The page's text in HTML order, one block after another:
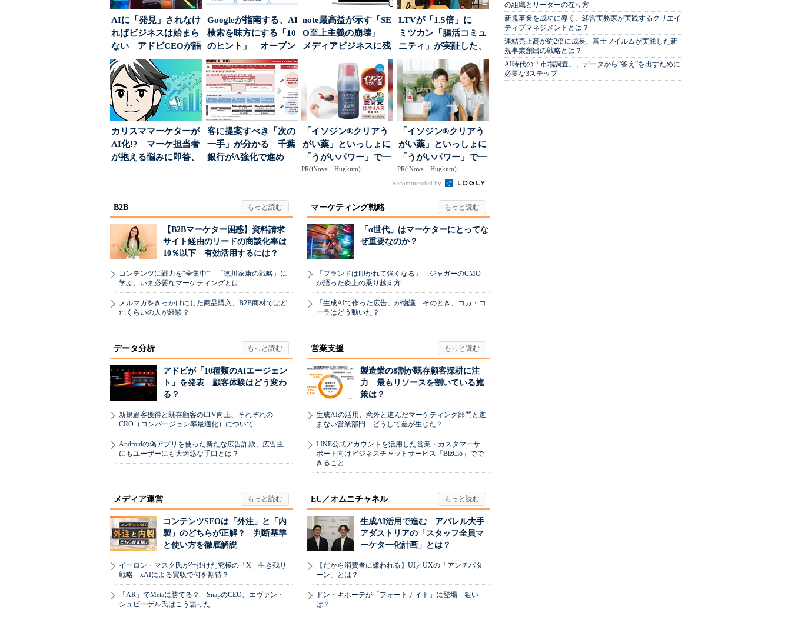
AIに「発見」されなけ
ればビジネスは始まら
ない アドビCEOが語
った、AIエージ...
Googleが指南する、AI
検索を味方にする「10
のヒント」 オープン
ハウスでは...
note最高益が示す「SE
O至上主義の崩壊」
メディアビジネスに残
LTVが「1.5倍」に
ミツカン「腸活コミュ
ニティ」が実証した、
値上げ時代に選ば...
カリスママーケターが
AI化!? マーケ担当者
が抱える悩みに即答、
客に提案すべき「次の
一手」が分かる 千葉
銀行がA強化で進め
「イソジン®クリアう
がい薬」といっしょに
「うがいパワー」で一
年中！ 健やか
PR(iNova｜Hugkum)
「イソジン®クリアう
がい薬」といっしょに
「うがいパワー」で一
年中！ 健やか
PR(iNova｜Hugkum)
Recommended by
B2B
【B2Bマーケター困惑】資料請求
サイト経由のリードの商談化率は
10％以下 有効活用するには？
コンテンツに戦力を“全集中” 「徳川家康の戦略」に
学ぶ、いま必要なマーケティングとは
メルマガをきっかけにした商品購入、B2B商材ではど
れくらいの人が経験？
マーケティング戦略
「α世代」はマーケターにとってな
ぜ重要なのか？
「ブランドは叩かれて強くなる」 ジャガーのCMO
が語った炎上の乗り越え方
「生成AIで作った広告」が物議 そのとき、コカ・コ
ーラはどう動いた？
データ分析
アドビが「10種類のAIエージェン
ト」を発表 顧客体験はどう変わ
る？
新規顧客獲得と既存顧客のLTV向上、それぞれの
CRO（コンバージョン率最適化）について
Androidの偽アプリを使った新たな広告詐欺、広告主
にもユーザーにも大迷惑な手口とは？
営業支援
製造業の8割が既存顧客深耕に注
力 最もリソースを割いている施
策は？
生成AIの活用、意外と進んだマーケティング部門と進
まない営業部門 どうして差が生じた？
LINE公式アカウントを活用した営業・カスタマーサ
ポート向けビジネスチャットサービス「BizClo」でで
きること
メディア運営
コンテンツSEOは「外注」と「内
製」のどちらが正解？ 判断基準
と使い方を徹底解説
イーロン・マスク氏が仕掛けた究極の「X」生き残り
戦略 xAIによる買収で何を期待？
「AR」でMetaに勝てる？ SnapのCEO、エヴァン・
シュピーゲル氏はこう語った
EC／オムニチャネル
生成AI活用で進む アパレル大手
アダストリアの「スタッフ全員マ
ーケター化計画」とは？
【だから消費者に嫌われる】UI／UXの「アンチパタ
ーン」とは？
ドン・キホーテが「フォートナイト」に登場 狙い
は？
の組織とリーダーの在り方
新規事業を成功に導く、経営実務家が実践するクリエイ
ティブマネジメントとは？
連結売上高が約2倍に成長、富士フイルムが実践した新
規事業創出の戦略とは？
AI時代の「市場調査」、データから“答え”を出すために
必要な3ステップ